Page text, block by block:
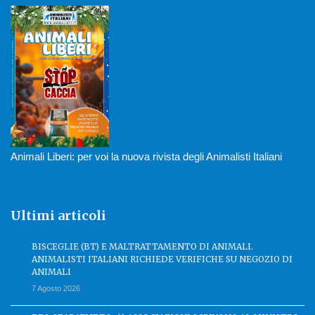
Animali Liberi: per voi la nuova rivista degli Animalisti Italiani
Ultimi articoli
BISCEGLIE (BT) E MALTRATTAMENTO DI ANIMALI.
ANIMALISTI ITALIANI RICHIEDE VERIFICHE SU NEGOZIO DI
ANIMALI
7 Agosto 2026